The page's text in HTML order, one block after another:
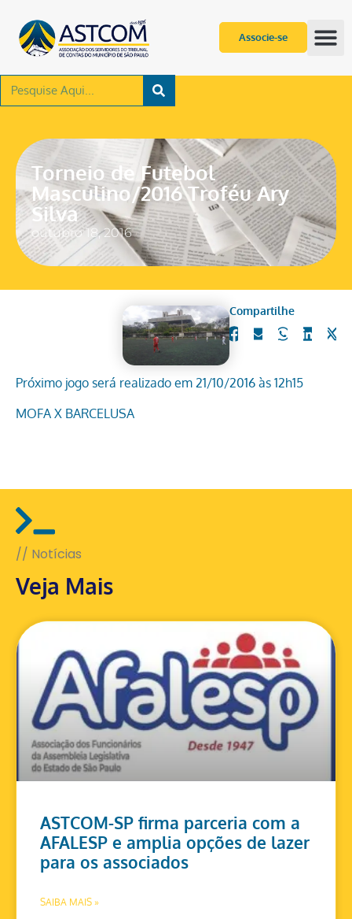
Associe-se
Torneio de Futebol
Masculino/2016 Troféu Ary
Silva
outubro 18, 2016
Compartilhe
Próximo jogo será realizado em 21/10/2016 às 12h15
MOFA X BARCELUSA
// Notícias
Veja Mais
ASTCOM-SP firma parceria com a
AFALESP e amplia opções de lazer
para os associados
SAIBA MAIS »